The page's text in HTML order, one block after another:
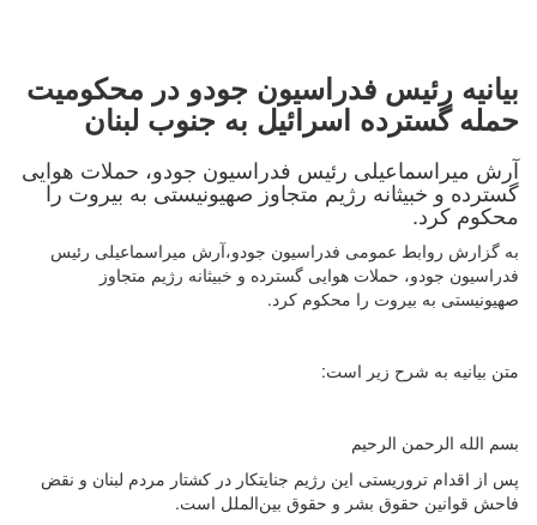
بیانیه رئیس فدراسیون جودو در محکومیت
حمله گسترده اسرائیل به جنوب لبنان
آرش میراسماعیلی رئیس فدراسیون جودو، حملات هوایی
گسترده و خبیثانه رژیم متجاوز صهیونیستی به بیروت را
محکوم کرد.
به گزارش روابط عمومی فدراسیون جودو،آرش میراسماعیلی رئیس
فدراسیون جودو، حملات هوایی گسترده و خبیثانه رژیم متجاوز
صهیونیستی به بیروت را محکوم کرد.
متن بیانیه به شرح زیر است:
بسم الله الرحمن الرحیم
پس از اقدام تروریستی این رژیم جنایتکار در کشتار مردم لبنان و نقض
فاحش قوانین حقوق بشر و حقوق بین‌الملل است.